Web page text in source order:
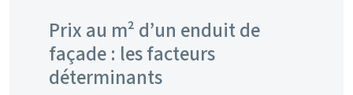
Prix au m² d’un enduit de
façade : les facteurs
déterminants